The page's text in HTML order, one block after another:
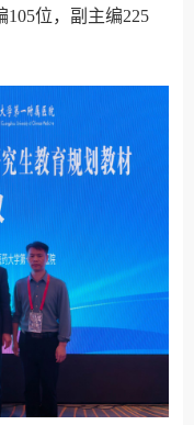
位，副主编225